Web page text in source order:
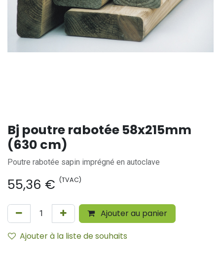
Bj poutre rabotée 58x215mm
(630 cm)
Poutre rabotée sapin imprégné en autoclave
55,36 € (TVAC)
Ajouter au panier
Ajouter à la liste de souhaits